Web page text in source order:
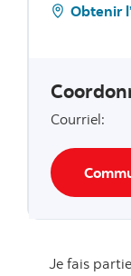
Obtenir
Courriel:
Je fais